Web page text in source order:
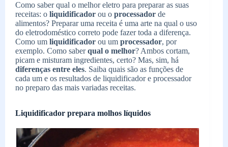
Como saber qual o melhor eletro para preparar as suas
receitas: o liquidificador ou o processador de
alimentos? Preparar uma receita é uma arte na qual o uso
do eletrodoméstico correto pode fazer toda a diferença.
Como um liquidificador ou um processador, por
exemplo. Como saberqual o melhor? Ambos cortam,
picam e misturam ingredientes, certo? Mas, sim, há
diferenças entre eles. Saiba quais são as funções de
cada um e os resultados de liquidificador e processador
no preparo das mais variadas receitas.
Liquidificador prepara molhos líquidos